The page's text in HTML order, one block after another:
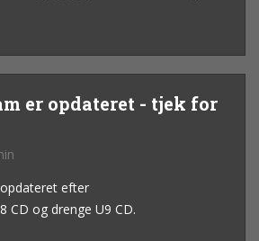
er opdateret - tjek for
efter
CD og drenge U9 CD.